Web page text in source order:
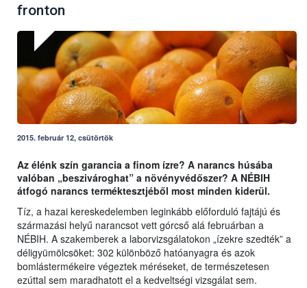
fronton
2015. február 12, csütörtök
Az élénk szín garancia a finom ízre? A narancs húsába
valóban „beszivároghat” a növényvédőszer? A NÉBIH
átfogó narancs terméktesztjéből most minden kiderül.
Tíz, a hazai kereskedelemben leginkább előforduló fajtájú és
származási helyű narancsot vett górcső alá februárban a
NÉBIH. A szakemberek a laborvizsgálatokon „ízekre szedték” a
déligyümölcsöket: 302 különböző hatóanyagra és azok
bomlástermékeire végeztek méréseket, de természetesen
ezúttal sem maradhatott el a kedveltségi vizsgálat sem.